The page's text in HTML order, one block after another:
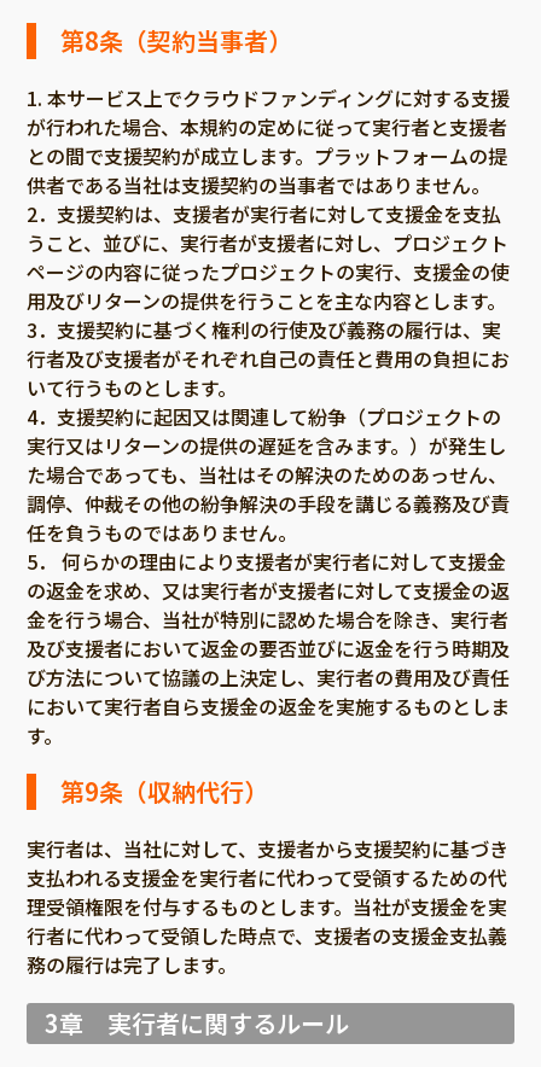
第8条（契約当事者）
1. 本サービス上でクラウドファンディングに対する支援
が行われた場合、本規約の定めに従って実行者と支援者
との間で支援契約が成立します。プラットフォームの提
供者である当社は支援契約の当事者ではありません。
2．支援契約は、支援者が実行者に対して支援金を支払
うこと、並びに、実行者が支援者に対し、プロジェクト
ページの内容に従ったプロジェクトの実行、支援金の使
用及びリターンの提供を行うことを主な内容とします。
3．支援契約に基づく権利の行使及び義務の履行は、実
行者及び支援者がそれぞれ自己の責任と費用の負担にお
いて行うものとします。
4．支援契約に起因又は関連して紛争（プロジェクトの
実行又はリターンの提供の遅延を含みます。）が発生し
た場合であっても、当社はその解決のためのあっせん、
調停、仲裁その他の紛争解決の手段を講じる義務及び責
任を負うものではありません。
5． 何らかの理由により支援者が実行者に対して支援金
の返金を求め、又は実行者が支援者に対して支援金の返
金を行う場合、当社が特別に認めた場合を除き、実行者
及び支援者において返金の要否並びに返金を行う時期及
び方法について協議の上決定し、実行者の費用及び責任
において実行者自ら支援金の返金を実施するものとしま
す。
第9条（収納代行）
実行者は、当社に対して、支援者から支援契約に基づき
支払われる支援金を実行者に代わって受領するための代
理受領権限を付与するものとします。当社が支援金を実
行者に代わって受領した時点で、支援者の支援金支払義
務の履行は完了します。
3章 実行者に関するルール